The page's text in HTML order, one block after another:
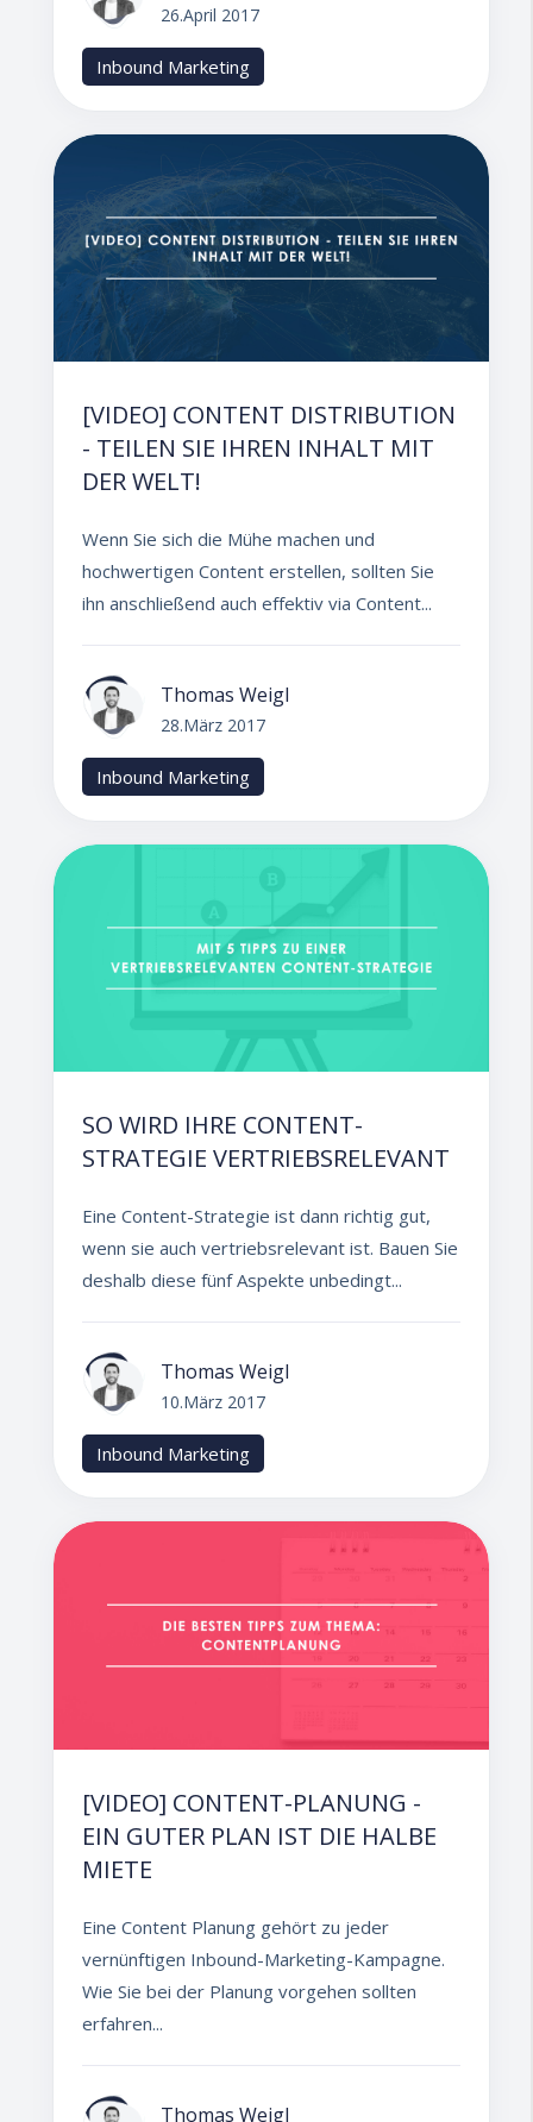
26.April 2017
Inbound Marketing
[VIDEO] CONTENT DISTRIBUTION
- TEILEN SIE IHREN INHALT MIT
DER WELT!
Wenn Sie sich die Mühe machen und
hochwertigen Content erstellen, sollten Sie
ihn anschließend auch effektiv via Content...
Thomas Weigl
28.März 2017
Inbound Marketing
SO WIRD IHRE CONTENT-
STRATEGIE VERTRIEBSRELEVANT
Eine Content-Strategie ist dann richtig gut,
wenn sie auch vertriebsrelevant ist. Bauen Sie
deshalb diese fünf Aspekte unbedingt...
Thomas Weigl
10.März 2017
Inbound Marketing
[VIDEO] CONTENT-PLANUNG -
EIN GUTER PLAN IST DIE HALBE
MIETE
Eine Content Planung gehört zu jeder
vernünftigen Inbound-Marketing-Kampagne.
Wie Sie bei der Planung vorgehen sollten
erfahren...
Thomas Weigl